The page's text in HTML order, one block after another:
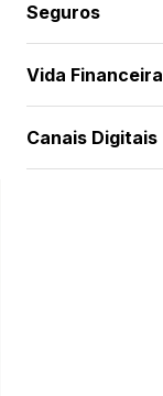
Seguros
Vida Financeira
Canais Digitais